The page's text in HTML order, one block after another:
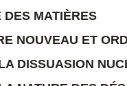
DES MATIÈRES
NOUVEAU ET
DISSUASION